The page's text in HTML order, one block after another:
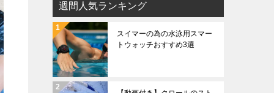
週間人気ランキング
スイマーの為の水泳用スマー
トウォッチおすすめ3選